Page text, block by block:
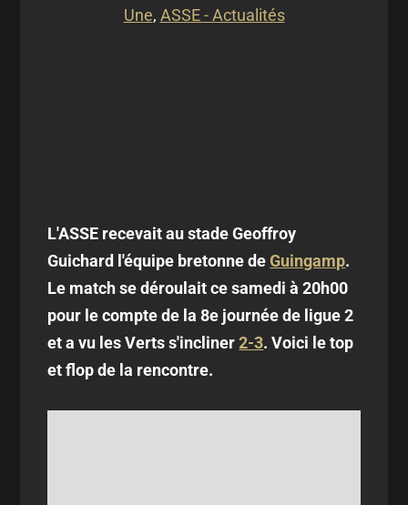
Une, ASSE - Actualités
L'ASSE recevait au stade Geoffroy
Guichard l'équipe bretonne deGuingamp.
Le match se déroulait ce samedi à 20h00
pour le compte de la 8e journée de ligue 2
et a vu les Verts s'incliner2-3. Voici le top
et flop de la rencontre.